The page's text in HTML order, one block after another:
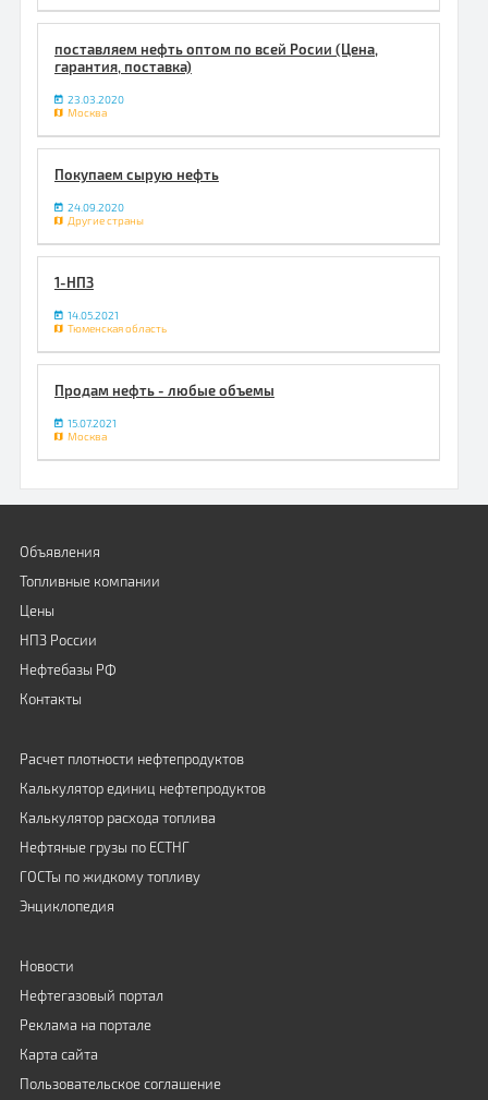
поставляем нефть оптом по всей Росии (Цена,
гарантия, поставка)
23.03.2020
Москва
Покупаем сырую нефть
24.09.2020
Другие страны
1-НПЗ
14.05.2021
Тюменская область
Продам нефть - любые объемы
15.07.2021
Москва
Объявления
Топливные компании
Цены
НПЗ России
Нефтебазы РФ
Контакты
Расчет плотности нефтепродуктов
Калькулятор единиц нефтепродуктов
Калькулятор расхода топлива
Нефтяные грузы по ЕСТНГ
ГОСТы по жидкому топливу
Энциклопедия
Новости
Нефтегазовый портал
Реклама на портале
Карта сайта
Пользовательское соглашение